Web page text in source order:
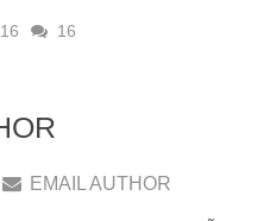
16
EMAIL AUTHOR